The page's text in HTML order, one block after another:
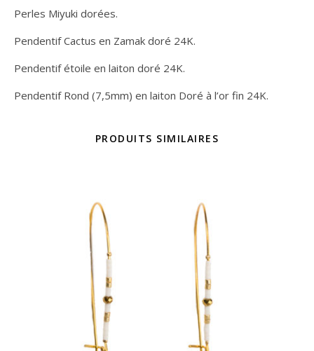
Perles Miyuki dorées.
Pendentif Cactus en Zamak doré 24K.
Pendentif étoile en laiton doré 24K.
Pendentif Rond (7,5mm) en laiton Doré à l’or fin 24K.
PRODUITS SIMILAIRES